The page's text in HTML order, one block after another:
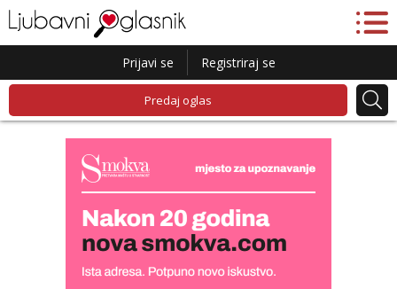
Prijavi se Registriraj se
Predaj oglas